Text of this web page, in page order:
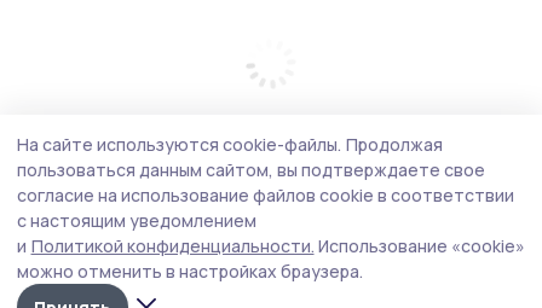
На сайте используются cookie-файлы. Продолжая
пользоваться данным сайтом, вы подтверждаете свое
согласие на использование файлов cookie в соответствии
с настоящим уведомлением
и Политикой конфиденциальности. Использование «cookie»
можно отменить в настройках браузера.